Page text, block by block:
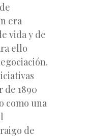
era
vida y de
ello
de 1890
como una
de